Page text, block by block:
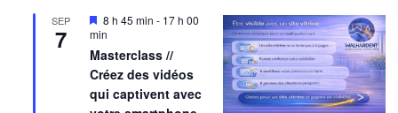
SEP
7
Mis
en
8 h 45 min - 17 h 00
min
Masterclass //
Créez des vidéos
qui captivent avec